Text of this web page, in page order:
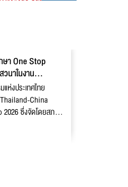
ษา One Stop
นาในงาน
ห่งประเทศไทย
China
ซึ่งจัดโดยสภา
ทย หอการค้าไทย-จีน
นในไทย และบริษัท